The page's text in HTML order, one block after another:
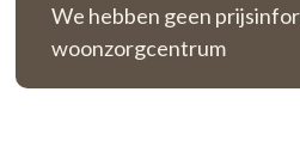
We hebben geen
woonzorgcentrum